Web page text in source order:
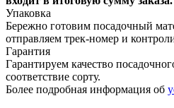
Упаковка
Бережно готовим посадочный
отправляем трек-номер и
Гарантия
Гарантируем качество
соответствие сорту.
Более подробная информация об